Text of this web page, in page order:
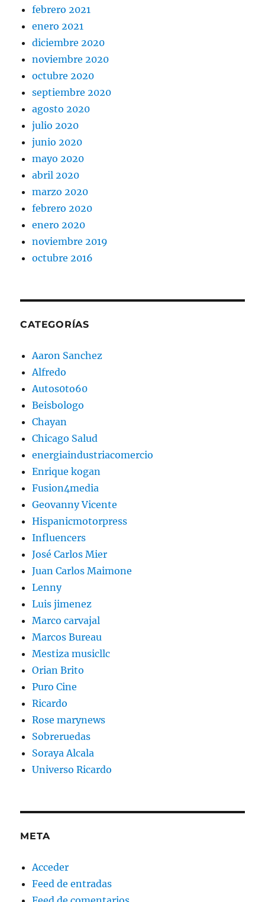
febrero 2021
enero 2021
diciembre 2020
noviembre 2020
octubre 2020
septiembre 2020
agosto 2020
julio 2020
junio 2020
mayo 2020
abril 2020
marzo 2020
febrero 2020
enero 2020
noviembre 2019
octubre 2016
CATEGORÍAS
Aaron Sanchez
Alfredo
Autos0to60
Beisbologo
Chayan
Chicago Salud
energiaindustriacomercio
Enrique kogan
Fusion4media
Geovanny Vicente
Hispanicmotorpress
Influencers
José Carlos Mier
Juan Carlos Maimone
Lenny
Luis jimenez
Marco carvajal
Marcos Bureau
Mestiza musicllc
Orian Brito
Puro Cine
Ricardo
Rose marynews
Sobreruedas
Soraya Alcala
Universo Ricardo
META
Acceder
Feed de entradas